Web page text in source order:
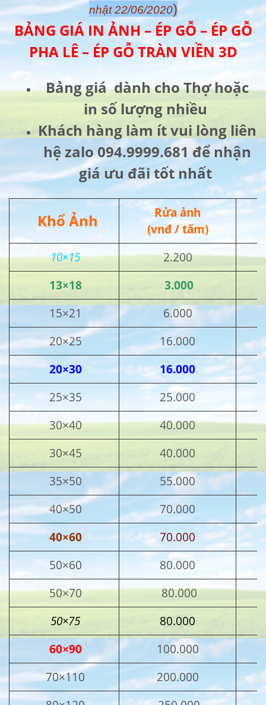
nhật 22/06/2020)
BẢNG GIÁ IN ẢNH – ÉP GỖ – ÉP GỖ
PHA LÊ – ÉP GỖ TRÀN VIỀN 3D
Bảng giá dành cho Thợ hoặc
in số lượng nhiều
Khách hàng làm ít vui lòng liên
hệ zalo 094.9999.681 để nhận
giá ưu đãi tốt nhất
Khổ Ảnh
Rửa ảnh
(vnđ / tấm)
10×15
2.200
13×18
3.000
15×21
6.000
20×25
16.000
20×30
16.000
25×35
25.000
30×40
40.000
30×45
40.000
35×50
55.000
40×50
70.000
40×60
70.000
50×60
80.000
50×70
80.000
50×75
80.000
60×90
100.000
70×110
200.000